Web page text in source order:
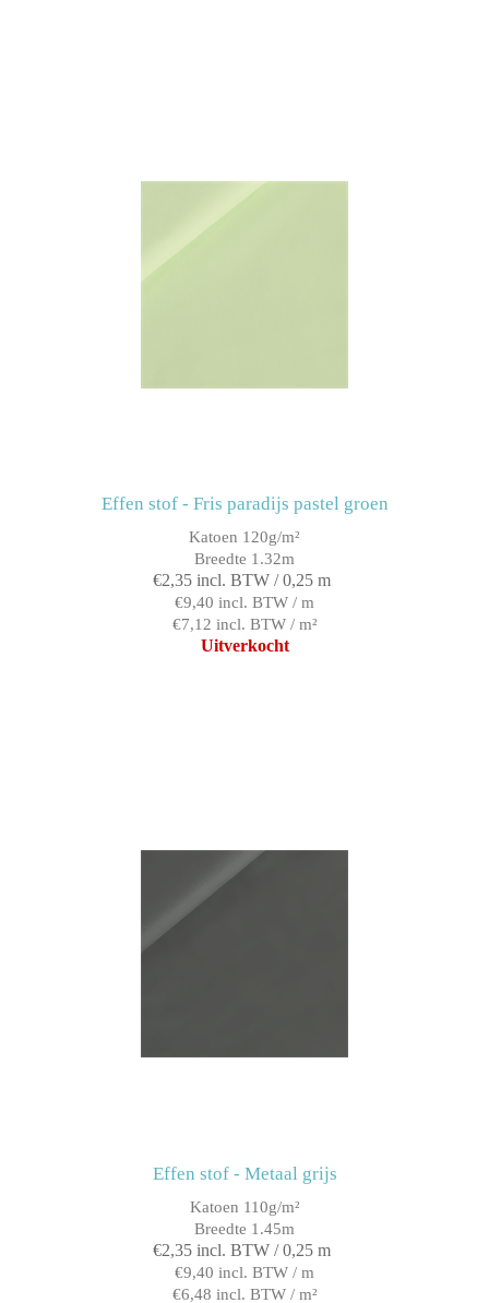
Effen stof - Fris paradijs pastel groen
Katoen 120g/m²
Breedte 1.32m
€2,35 incl. BTW / 0,25 m
€9,40 incl. BTW / m
€7,12 incl. BTW / m²
Uitverkocht
Effen stof - Metaal grijs
Katoen 110g/m²
Breedte 1.45m
€2,35 incl. BTW / 0,25 m
€9,40 incl. BTW / m
€6,48 incl. BTW / m²